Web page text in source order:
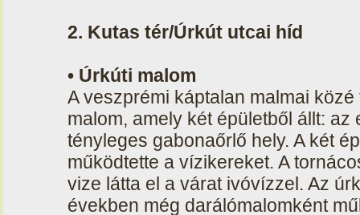
2. Kutas tér/Úrkút utcai híd
• Úrkúti malom
A veszprémi káptalan malmai
malom, amely két épületből állt:
tényleges gabonaőrlő hely. A két
működtette a vízikereket. A
vize látta el a várat ivóvízzel. Az
években még darálómalomként